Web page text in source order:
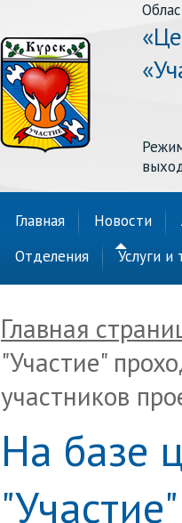
Главная Новости
Отделения
Услуги и
Главная
"Участие"
участников
На базе